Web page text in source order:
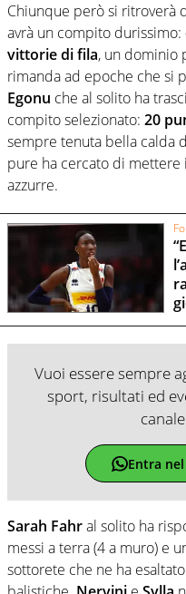
Chiunque però si ritroverà
avrà un compito durissimo:
vittorie di fila, un dominio
rimanda ad epoche che si
Egonu che al solito ha
compito selezionato: 20
sempre tenuta bella calda
pure ha cercato di mettere
azzurre.
Vuoi essere sempre
sport, risultati ed
canale
Entra
Sarah Fahral solito ha
messi a terra (4 a muro) e
sottorete che ne ha